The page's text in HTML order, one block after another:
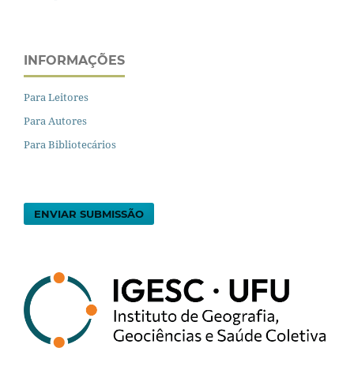
INFORMAÇÕES
Para Leitores
Para Autores
Para Bibliotecários
ENVIAR SUBMISSÃO